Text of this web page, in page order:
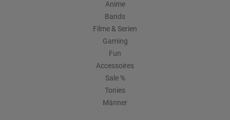
Anime
Bands
Filme & Serien
Gaming
Fun
Accessoires
Sale %
Tonies
Männer